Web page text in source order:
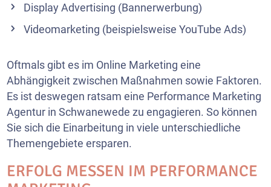
Display Advertising (Bannerwerbung)
Videomarketing (beispielsweise YouTube Ads)
Oftmals gibt es im Online Marketing eine
Abhängigkeit zwischen Maßnahmen sowie Faktoren.
Es ist deswegen ratsam eine Performance Marketing
Agentur in Schwanewede zu engagieren. So können
Sie sich die Einarbeitung in viele unterschiedliche
Themengebiete ersparen.
ERFOLG MESSEN IM PERFORMANCE